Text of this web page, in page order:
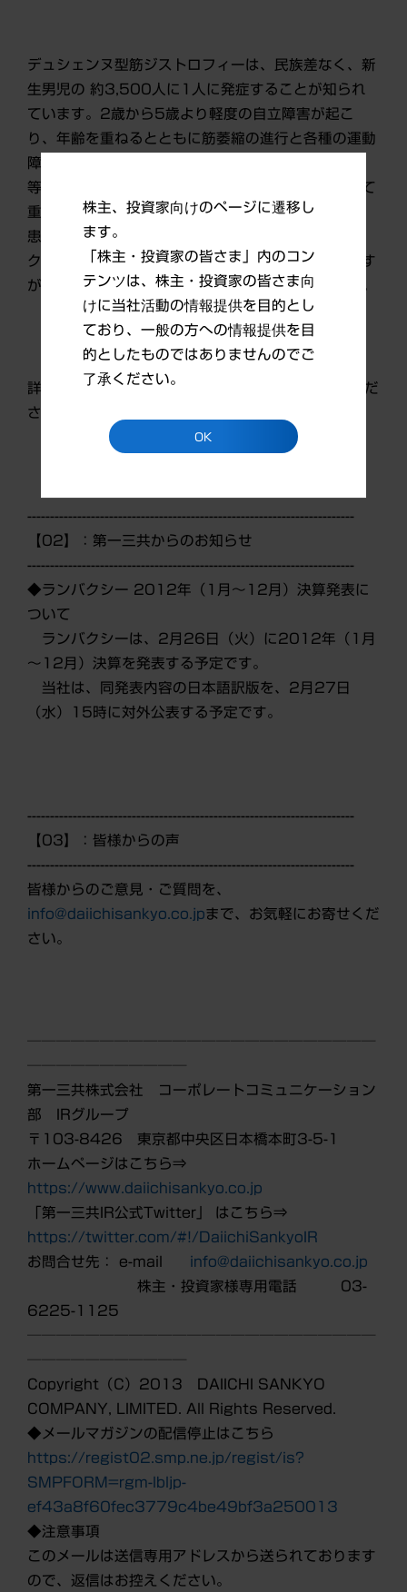
デュシェンヌ型筋ジストロフィーは、民族差なく、新
生男児の 約3,500人に1人に発症することが知られ
ています。2歳から5歳より軽度の自立障害が起こ
り、年齢を重ねるとともに筋萎縮の進行と各種の運動
障害が起 こり、多くの患者さんが心不全・呼吸不全
等により、20代、30代でお亡くなりになる、極めて
重篤な伴性劣性の遺伝性希少疾患です。発症原因は、
患者さん の筋細胞において、ジストロフィンタンパ
ク質が産生されないことであることが分かっています
が、まだ根本的治療法も有効な治療法もありません。
詳しくは、上記URLのニュースリリースをご確認くだ
さい。
------------------------------------------------------------------------
【02】：第一三共からのお知らせ
------------------------------------------------------------------------
◆ランバクシー 2012年（1月～12月）決算発表に
ついて
ランバクシーは、2月26日（火）に2012年（1月
～12月）決算を発表する予定です。
当社は、同発表内容の日本語訳版を、2月27日
（水）15時に対外公表する予定です。
------------------------------------------------------------------------
【03】：皆様からの声
------------------------------------------------------------------------
皆様からのご意見・ご質問を、
info@daiichisankyo.co.jpまで、お気軽にお寄せくだ
さい。
────────────────────────
───────────
第一三共株式会社 コーポレートコミュニケーション
部 IRグループ
〒103-8426 東京都中央区日本橋本町3-5-1
ホームページはこちら⇒
https://www.daiichisankyo.co.jp
「第一三共IR公式Twitter」 はこちら⇒
https://twitter.com/#!/DaiichiSankyoIR
お問合せ先： e-mail info@daiichisankyo.co.jp
株主・投資家様専用電話 03-
6225-1125
────────────────────────
───────────
Copyright（C）2013 DAIICHI SANKYO
COMPANY, LIMITED. All Rights Reserved.
◆メールマガジンの配信停止はこちら
https://regist02.smp.ne.jp/regist/is?
SMPFORM=rgm-lbljp-
ef43a8f60fec3779c4be49bf3a250013
◆注意事項
このメールは送信専用アドレスから送られております
ので、返信はお控えください。
株主、投資家向けのページに遷移し
ます。
「株主・投資家の皆さま」内のコン
テンツは、株主・投資家の皆さま向
けに当社活動の情報提供を目的とし
ており、一般の方への情報提供を目
的としたものではありませんのでご
了承ください。
OK